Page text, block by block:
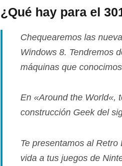
¿Qué hay para el
Chequearemos las
Windows 8. Tendremos
máquinas que
En «Around the World«,
construcción Geek del
Te presentamos al Retro
vida a tus juegos de